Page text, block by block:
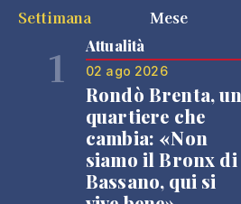
Settimana
Mese
1 Attualità
02 ago 2026
Rondò Brenta, un
quartiere che
cambia: «Non
siamo il Bronx di
Bassano, qui si